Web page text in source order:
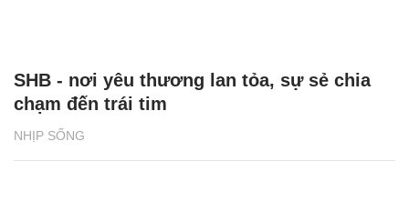
NHỊP SỐNG
SHB - nơi yêu thương lan tỏa, sự sẻ chia
chạm đến trái tim